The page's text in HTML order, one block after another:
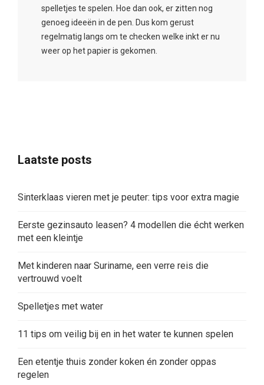
spelletjes te spelen. Hoe dan ook, er zitten nog
genoeg ideeën in de pen. Dus kom gerust
regelmatig langs om te checken welke inkt er nu
weer op het papier is gekomen.
Laatste posts
Sinterklaas vieren met je peuter: tips voor extra magie
Eerste gezinsauto leasen? 4 modellen die écht werken
met een kleintje
Met kinderen naar Suriname, een verre reis die
vertrouwd voelt
Spelletjes met water
11 tips om veilig bij en in het water te kunnen spelen
Een etentje thuis zonder koken én zonder oppas
regelen